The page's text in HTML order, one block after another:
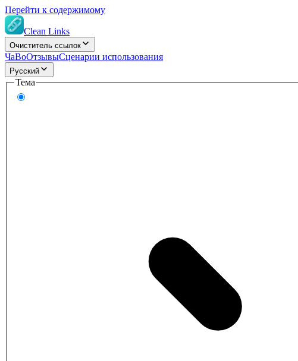
Перейти к содержимому
Clean Links
Очиститель ссылок
ЧаВоОтзывыСценарии использования
Русский
Тема